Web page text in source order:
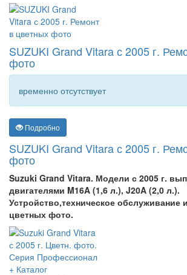
SUZUKI Grand Vitara с 2005 г.
фото
временно отсутствует
Подробно
SUZUKI Grand Vitara с 2005 г.
фото
Suzuki Grand Vitara. Модели с 2005 г.
двигателями M16A (1,6 л.), J20A (2,0 л.).
Устройство,техническое обслуживание
цветных фото.